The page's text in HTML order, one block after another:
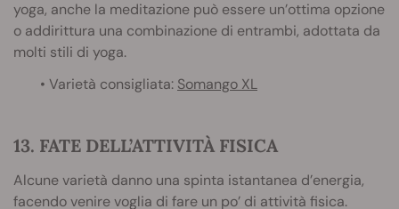
yoga, anche la meditazione può essere un’ottima opzione
o addirittura una combinazione di entrambi, adottata da
molti stili di yoga.
• Varietà consigliata: Somango XL
13. FATE DELL’ATTIVITÀ FISICA
Alcune varietà danno una spinta istantanea d’energia,
facendo venire voglia di fare un po’ di attività fisica.